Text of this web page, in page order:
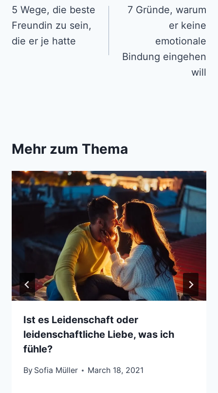
navigation
5 Wege, die beste
Freundin zu sein,
die er je hatte
7 Gründe, warum
er keine
emotionale
Bindung eingehen
will
Mehr zum Thema
Ist es Leidenschaft oder
leidenschaftliche Liebe, was ich
fühle?
By Sofia Müller March 18, 2021